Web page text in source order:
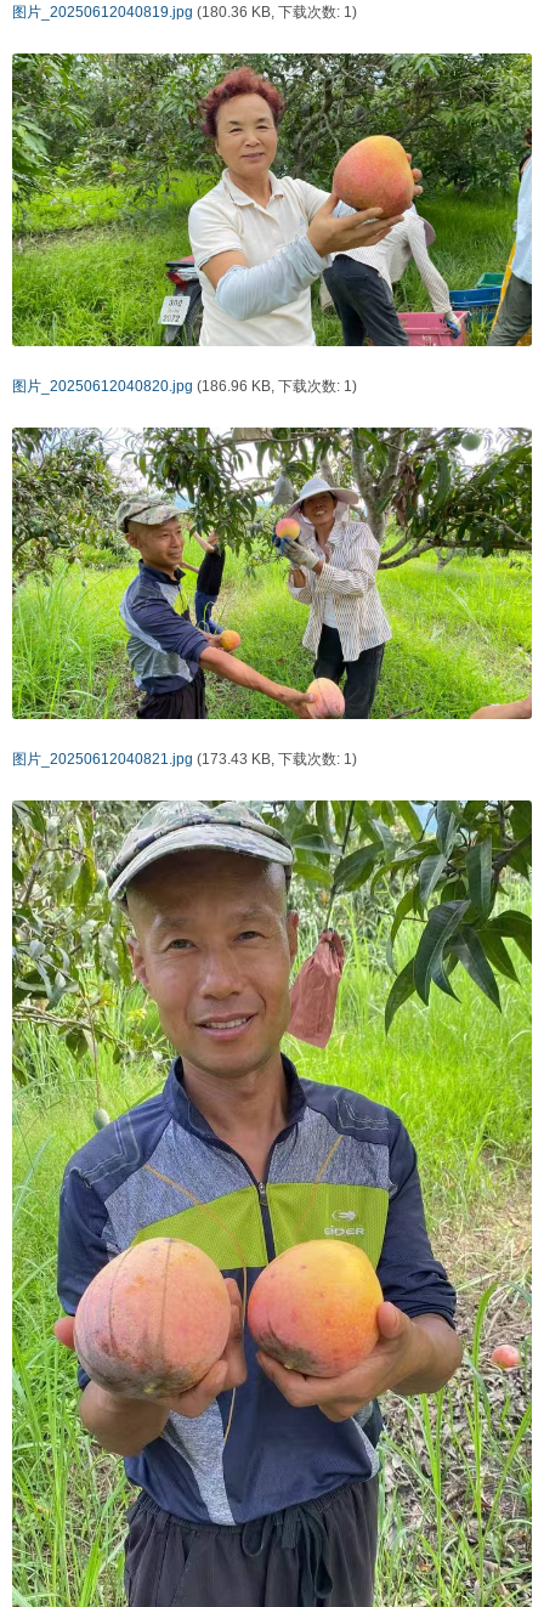
图片_20250612040819.jpg (180.36 KB, 下载次数: 1)
图片_20250612040820.jpg (186.96 KB, 下载次数: 1)
图片_20250612040821.jpg (173.43 KB, 下载次数: 1)